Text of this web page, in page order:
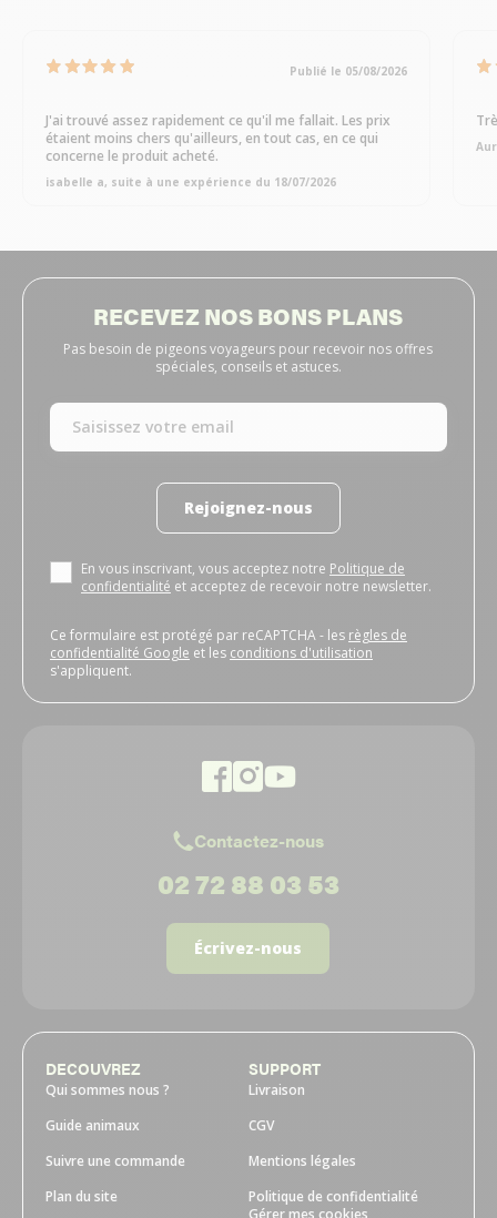
Publié le 05/08/2026
J'ai trouvé assez rapidement ce qu'il me fallait. Les prix
étaient moins chers qu'ailleurs, en tout cas, en ce qui
concerne le produit acheté.
isabelle a, suite à une expérience du 18/07/2026
RECEVEZ NOS BONS PLANS
Pas besoin de pigeons voyageurs pour recevoir nos offres
spéciales, conseils et astuces.
Rejoignez-nous
En vous inscrivant, vous acceptez notre Politique de
confidentialité et acceptez de recevoir notre newsletter.
Ce formulaire est protégé par reCAPTCHA - les règles de
confidentialité Google et les conditions d'utilisation
s'appliquent.
Contactez-nous
02 72 88 03 53
Écrivez-nous
DECOUVREZ
Qui sommes nous ?
Guide animaux
Suivre une commande
Plan du site
SUPPORT
Livraison
CGV
Mentions légales
Politique de confidentialité
Gérer mes cookies